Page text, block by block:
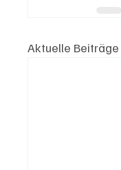
Aktuelle Beiträge